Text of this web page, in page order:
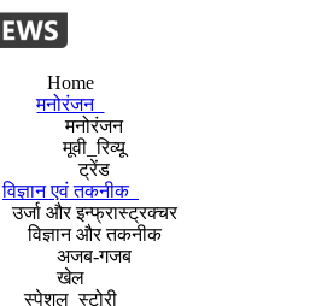
Home
मनोरंजन
मनोरंजन
मूवी_रिव्यू
ट्रेंड
विज्ञान एवं तकनीक
उर्जा और इन्फ्रास्ट्रक्चर
विज्ञान और तकनीक
अजब-गजब
खेल
स्पेशल_स्टोरी